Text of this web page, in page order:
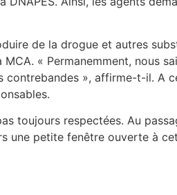
de la drogue et autres
« Permanemment, nous
», affirme-t-il. A
toujours respectées. Au
une petite fenêtre ouverte à